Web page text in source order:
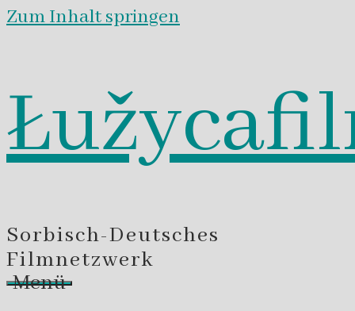
Zum Inhalt springen
Sorbisch-Deutsches
Filmnetzwerk
Menü